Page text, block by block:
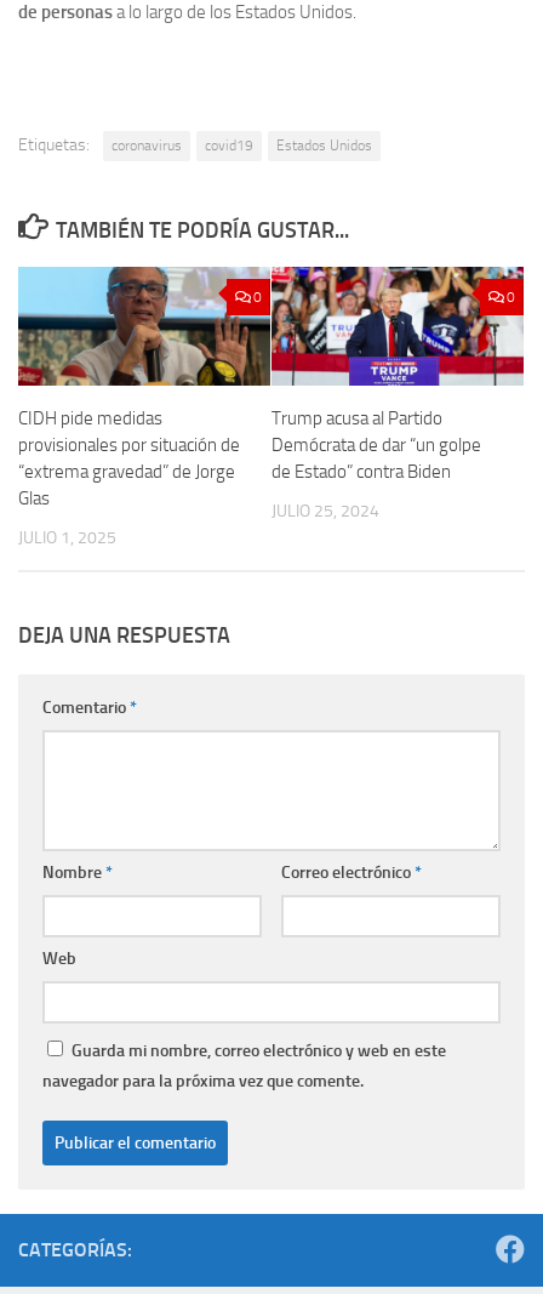
de personasa lo largo de los Estados Unidos.
Etiquetas: coronavirus covid19 Estados Unidos
TAMBIÉN TE PODRÍA GUSTAR...
0
CIDH pide medidas
provisionales por situación de
“extrema gravedad” de Jorge
Glas
JULIO 1, 2025
0
Trump acusa al Partido
Demócrata de dar “un golpe
de Estado” contra Biden
JULIO 25, 2024
DEJA UNA RESPUESTA
Comentario*
Nombre* Correo electrónico*
Web
Guarda mi nombre, correo electrónico y web en este
navegador para la próxima vez que comente.
CATEGORÍAS: